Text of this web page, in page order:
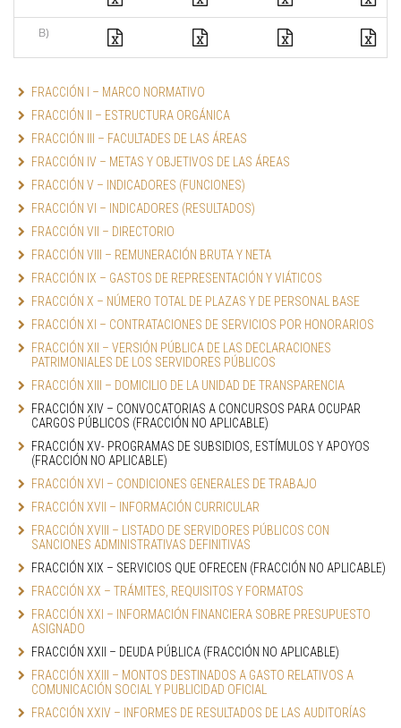
B)
FRACCIÓN I – MARCO NORMATIVO
FRACCIÓN II – ESTRUCTURA ORGÁNICA
FRACCIÓN III – FACULTADES DE LAS ÁREAS
FRACCIÓN IV – METAS Y OBJETIVOS DE LAS ÁREAS
FRACCIÓN V – INDICADORES (FUNCIONES)
FRACCIÓN VI – INDICADORES (RESULTADOS)
FRACCIÓN VII – DIRECTORIO
FRACCIÓN VIII – REMUNERACIÓN BRUTA Y NETA
FRACCIÓN IX – GASTOS DE REPRESENTACIÓN Y VIÁTICOS
FRACCIÓN X – NÚMERO TOTAL DE PLAZAS Y DE PERSONAL BASE
FRACCIÓN XI – CONTRATACIONES DE SERVICIOS POR HONORARIOS
FRACCIÓN XII – VERSIÓN PÚBLICA DE LAS DECLARACIONES
PATRIMONIALES DE LOS SERVIDORES PÚBLICOS
FRACCIÓN XIII – DOMICILIO DE LA UNIDAD DE TRANSPARENCIA
FRACCIÓN XIV – CONVOCATORIAS A CONCURSOS PARA OCUPAR
CARGOS PÚBLICOS (FRACCIÓN NO APLICABLE)
FRACCIÓN XV- PROGRAMAS DE SUBSIDIOS, ESTÍMULOS Y APOYOS
(FRACCIÓN NO APLICABLE)
FRACCIÓN XVI – CONDICIONES GENERALES DE TRABAJO
FRACCIÓN XVII – INFORMACIÓN CURRICULAR
FRACCIÓN XVIII – LISTADO DE SERVIDORES PÚBLICOS CON
SANCIONES ADMINISTRATIVAS DEFINITIVAS
FRACCIÓN XIX – SERVICIOS QUE OFRECEN (FRACCIÓN NO APLICABLE)
FRACCIÓN XX – TRÁMITES, REQUISITOS Y FORMATOS
FRACCIÓN XXI – INFORMACIÓN FINANCIERA SOBRE PRESUPUESTO
ASIGNADO
FRACCIÓN XXII – DEUDA PÚBLICA (FRACCIÓN NO APLICABLE)
FRACCIÓN XXIII – MONTOS DESTINADOS A GASTO RELATIVOS A
COMUNICACIÓN SOCIAL Y PUBLICIDAD OFICIAL
FRACCIÓN XXIV – INFORMES DE RESULTADOS DE LAS AUDITORÍAS